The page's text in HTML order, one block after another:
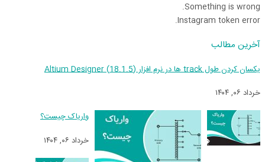
Something is wrong.
Instagram token error.
آخرین مطالب
یکسان کردن طول track ها در نرم افزار (18.1.5) Altium Designer
خرداد ۰۶, ۱۴۰۴
واریاک چیست؟
خرداد ۰۶, ۱۴۰۴